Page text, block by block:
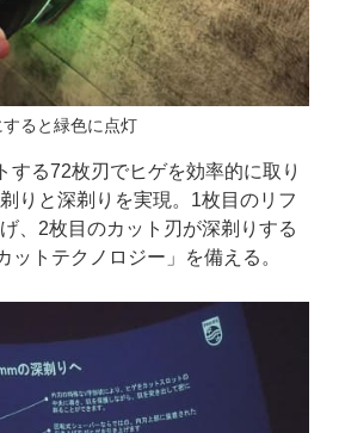
ると緑色に点灯
する72枚刃でヒゲを効率的に取り
りと深剃りを実現。1枚目のリフ
、2枚目のカット刃が深剃りする
ットテクノロジー」を備える。